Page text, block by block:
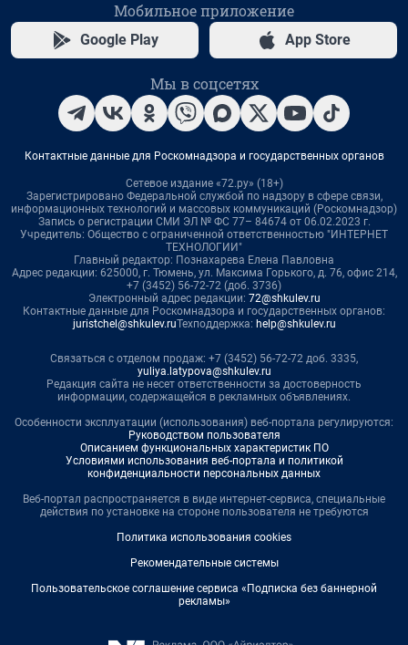
Мобильное приложение
Google Play App Store
Мы в соцсетях
Контактные данные для Роскомнадзора и государственных органов
Сетевое издание «72.ру» (18+)
Зарегистрировано Федеральной службой по надзору в сфере связи,
информационных технологий и массовых коммуникаций (Роскомнадзор)
Запись о регистрации СМИ ЭЛ № ФС 77– 84674 от 06.02.2023 г.
Учредитель: Общество с ограниченной ответственностью "ИНТЕРНЕТ
ТЕХНОЛОГИИ"
Главный редактор: Познахарева Елена Павловна
Адрес редакции: 625000, г. Тюмень, ул. Максима Горького, д. 76, офис 214,
+7 (3452) 56-72-72 (доб. 3736)
Электронный адрес редакции: 72@shkulev.ru
Контактные данные для Роскомнадзора и государственных органов:
juristchel@shkulev.ruТехподдержка: help@shkulev.ru
Связаться с отделом продаж: +7 (3452) 56-72-72 доб. 3335,
yuliya.latypova@shkulev.ru
Редакция сайта не несет ответственности за достоверность
информации, содержащейся в рекламных объявлениях.
Особенности эксплуатации (использования) веб-портала регулируются:
Руководством пользователя
Описанием функциональных характеристик ПО
Условиями использования веб-портала и политикой
конфиденциальности персональных данных
Веб-портал распространяется в виде интернет-сервиса, специальные
действия по установке на стороне пользователя не требуются
Политика использования cookies
Рекомендательные системы
Пользовательское соглашение сервиса «Подписка без баннерной
рекламы»